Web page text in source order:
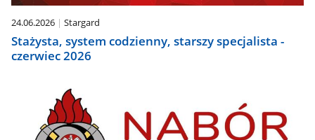
24.06.2026 Stargard
Stażysta, system codzienny, starszy specjalista -
czerwiec 2026